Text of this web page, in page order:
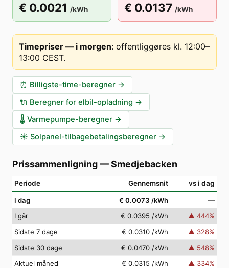
€ 0.0021 /kWh € 0.0137 /kWh
Timepriser — i morgen: offentliggøres kl. 12:00–
13:00 CEST.
⏰ Billigste-time-beregner →
🔌 Beregner for elbil-opladning →
🌡️ Varmepumpe-beregner →
☀️ Solpanel-tilbagebetalingsberegner →
Prissammenligning—Smedjebacken
Periode Gennemsnit vs i dag
I dag € 0.0073 /kWh
—
I går
€ 0.0395 /kWh ▲ 444%
Sidste 7 dage
€ 0.0310 /kWh ▲ 328%
Sidste 30 dage
€ 0.0470 /kWh ▲ 548%
Aktuel måned
€ 0.0315 /kWh ▲ 334%